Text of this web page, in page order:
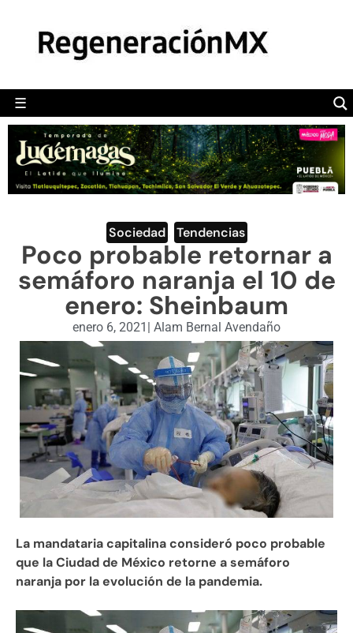
☰
POLÍTICA
CAMALEÓN
OPINIÓN
DEPORTES
ENGLISH SECTION
VIDEOS
Sociedad Tendencias
Poco probable retornar a
semáforo naranja el 10 de
enero: Sheinbaum
enero 6, 2021 | Alam Bernal Avendaño
La mandataria capitalina consideró poco probable
que la Ciudad de México retorne a semáforo
naranja por la evolución de la pandemia.